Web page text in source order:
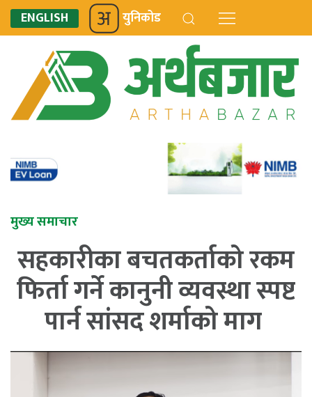
ENGLISH युनिकोड
मुख्य समाचार
सहकारीका बचतकर्ताको रकम
फिर्ता गर्ने कानुनी व्यवस्था स्पष्ट
पार्न सांसद शर्माको माग